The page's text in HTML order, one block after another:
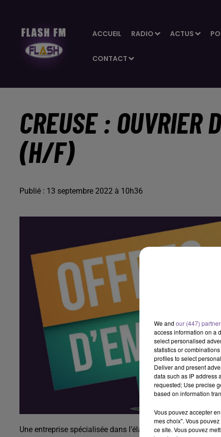
ACCUEIL RADIO ACTUS
CONTACT
CREUSE : OUVRIER
(H/F)
Publié : 13 septembre 2022 à 10h36
Une entreprise spécialisée dans l’élagage et l’abattage
We and our (447)
access information on a
select personalised
statistics or
profiles to select
Deliver and present
data such as IP address
requested; Use precise
based on information
Vous pouvez accepter
mes choix". Vous
ce site. Vous pouvez